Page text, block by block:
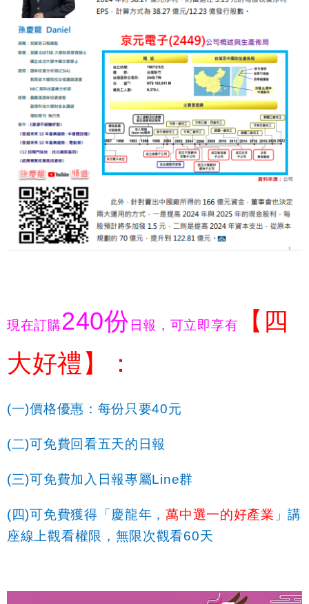
現在訂購240份 日報，可立即享有
【四
大好禮】：
(一)價格優惠：每份只要40元
(二)可免費回看五天的日報
(三)可免費加入日報專屬Line群
(四)可免費獲得「 慶龍年，萬中選一的好產業 」講
座線上觀看權限，無限次觀看60天